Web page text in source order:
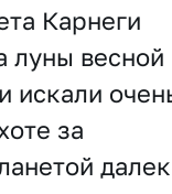
Карнеги
луны весной
искали
за